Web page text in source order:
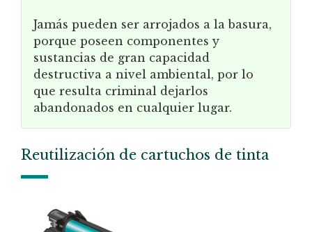
Jamás pueden ser arrojados a la basura,
porque poseen componentes y
sustancias de gran capacidad
destructiva a nivel ambiental, por lo
que resulta criminal dejarlos
abandonados en cualquier lugar.
Reutilización de cartuchos de tinta